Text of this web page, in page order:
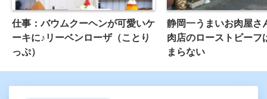
仕事：バウムクーヘンが可愛いケ
ーキに♪リーベンローザ（ことり
っぷ）
静岡一うまいお肉屋さ
肉店のローストビーフ
まらない